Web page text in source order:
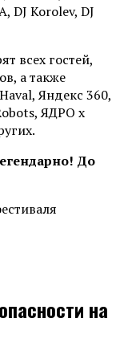
DJ Korolev, DJ
всех гостей,
а также
Яндекс 360,
ЯДРО х
До
на